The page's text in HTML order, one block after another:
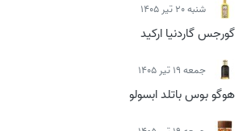
شنبه 20 تیر 1405
گورجس گاردنیا ارکید
جمعه 19 تیر 1405
هوگو بوس باتلد ابسولو